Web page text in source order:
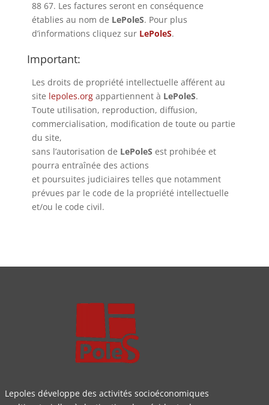
88 67. Les factures seront en conséquence
établies au nom de LePoleS. Pour plus
d’informations cliquez sur LePoleS.
Important:
Les droits de propriété intellectuelle afférent au
site lepoles.orgappartiennent à LePoleS.
Toute utilisation, reproduction, diffusion,
commercialisation, modification de toute ou partie
du site,
sans l’autorisation de LePoleS est prohibée et
pourra entraînée des actions
et poursuites judiciaires telles que notamment
prévues par le code de la propriété intellectuelle
et/ou le code civil.
Lepoles développe des activités socioéconomiques